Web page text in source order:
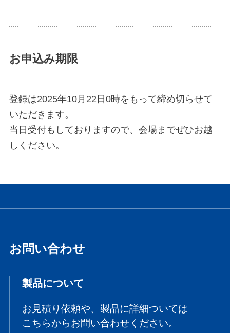
お申込み期限
登録は2025年10月22日0時をもって締め切らせて
いただきます。
当日受付もしておりますので、会場までぜひお越
しください。
お問い合わせ
製品について
お見積り依頼や、製品に詳細ついては
こちらからお問い合わせください。